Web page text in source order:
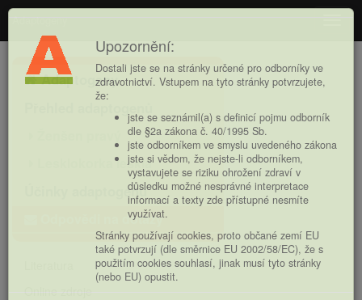
Adaptogeny
Hlavní
nabídkaAdaptogeny
Lesklokorka lesklá
Účinky adaptogenů
Odpovědi na dotazy
Online zdroje
Upozornění:
Dostali jste se na stránky určené pro odborníky ve
zdravotnictví. Vstupem na tyto stránky potvrzujete,
že:
jste se seznámil(a) s definicí pojmu odborník
dle §2a zákona č. 40/1995 Sb.
jste odborníkem ve smyslu uvedeného zákona
jste si vědom, že nejste-li odborníkem,
vystavujete se riziku ohrožení zdraví v
důsledku možné nesprávné interpretace
informací a texty zde přístupné nesmíte
využívat.
Stránky používají cookies, proto občané zemí EU
také potvrzují (dle směrnice EU 2002/58/EC), že s
použitím cookies souhlasí, jinak musí tyto stránky
(nebo EU) opustit.